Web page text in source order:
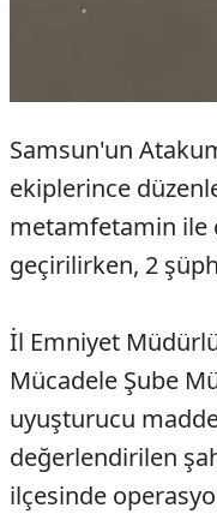
Samsun'un
ekiplerince
metamfetamin ile
geçirilirken, 2
İl Emniyet
Mücadele Şube
uyuşturucu
değerlendirilen
ilçesinde